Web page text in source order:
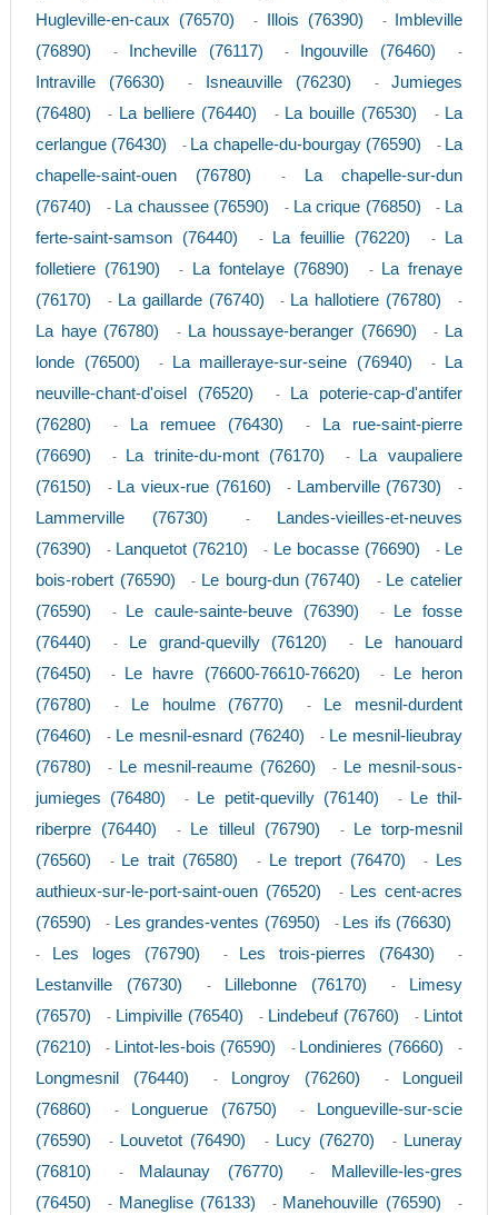
Hugleville-en-caux (76570) - Illois (76390) -
Imbleville
(76890)
- Incheville (76117) - Ingouville (76460) -
Intraville (76630) - Isneauville (76230) -Jumieges
(76480)
- La belliere (76440) - La bouille (76530) - La
cerlangue (76430)
- La chapelle-du-bourgay (76590) - La
chapelle-saint-ouen (76780)
-
La chapelle-sur-dun
(76740)
- La chaussee (76590) - La crique (76850) - La
ferte-saint-samson (76440)
- La feuillie (76220) -
La
folletiere (76190)
- La fontelaye (76890) -
La frenaye
(76170)
- La gaillarde (76740) - La hallotiere (76780) -
La haye (76780) - La houssaye-beranger (76690) - La
londe (76500)
- La mailleraye-sur-seine (76940) -
La
neuville-chant-d'oisel (76520)
-
La poterie-cap-d'antifer
(76280)
- La remuee (76430) -
La rue-saint-pierre
(76690)
- La trinite-du-mont (76170) -
La vaupaliere
(76150)
- La vieux-rue (76160) - Lamberville (76730) -
Lammerville (76730) -
Landes-vieilles-et-neuves
(76390)
- Lanquetot (76210) - Le bocasse (76690) - Le
bois-robert (76590)
- Le bourg-dun (76740) - Le catelier
(76590)
- Le caule-sainte-beuve (76390) -
Le fosse
(76440)
- Le grand-quevilly (76120) -
Le hanouard
(76450)
- Le havre (76600-76610-76620) -
Le heron
(76780)
- Le houlme (76770) -
Le mesnil-durdent
(76460)
- Le mesnil-esnard (76240) - Le mesnil-lieubray
(76780)
- Le mesnil-reaume (76260) - Le mesnil-sous-
jumieges (76480)
- Le petit-quevilly (76140) -
Le thil-
riberpre (76440)
- Le tilleul (76790) -
Le torp-mesnil
(76560)
- Le trait (76580) - Le treport (76470) -
Les
authieux-sur-le-port-saint-ouen (76520)
- Les cent-acres
(76590)
- Les grandes-ventes (76950) - Les ifs (76630)
- Les loges (76790) - Les trois-pierres (76430) -
Lestanville (76730) - Lillebonne (76170) -
Limesy
(76570)
- Limpiville (76540) - Lindebeuf (76760) - Lintot
(76210)
- Lintot-les-bois (76590) - Londinieres (76660) -
Longmesnil (76440) - Longroy (76260) -
Longueil
(76860)
- Longuerue (76750) -
Longueville-sur-scie
(76590)
- Louvetot (76490) - Lucy (76270) - Luneray
(76810)
- Malaunay (76770) -
Malleville-les-gres
(76450)
- Maneglise (76133) - Manehouville (76590) -